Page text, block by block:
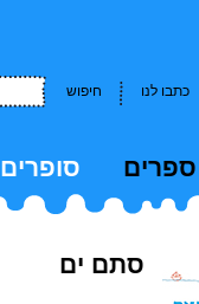
חיפוש כתבו לנו
ספרים סופרים
סתם ים